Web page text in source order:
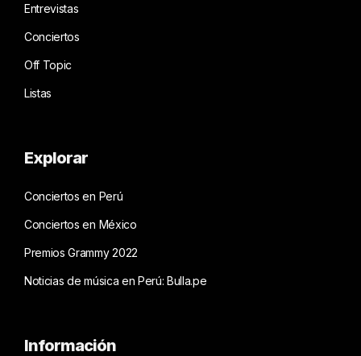
Entrevistas
Conciertos
Off Topic
Listas
Explorar
Conciertos en Perú
Conciertos en México
Premios Grammy 2022
Noticias de música en Perú: Bulla.pe
Información